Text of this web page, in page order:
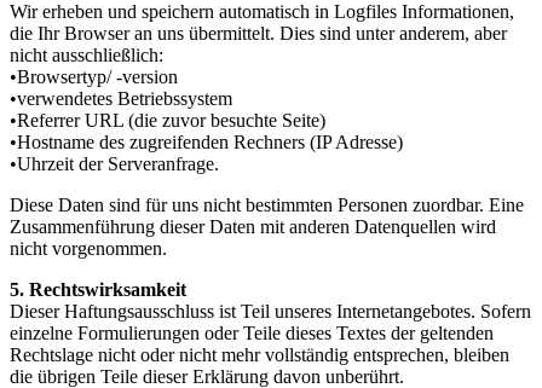
Wir erheben und speichern automatisch in Logfiles Informationen,
die Ihr Browser an uns übermittelt. Dies sind unter anderem, aber
nicht ausschließlich:
•Browsertyp/ -version
•verwendetes Betriebssystem
•Referrer URL (die zuvor besuchte Seite)
•Hostname des zugreifenden Rechners (IP Adresse)
•Uhrzeit der Serveranfrage.
Diese Daten sind für uns nicht bestimmten Personen zuordbar. Eine
Zusammenführung dieser Daten mit anderen Datenquellen wird
nicht vorgenommen.
5. Rechtswirksamkeit
Dieser Haftungsausschluss ist Teil unseres Internetangebotes. Sofern
einzelne Formulierungen oder Teile dieses Textes der geltenden
Rechtslage nicht oder nicht mehr vollständig entsprechen, bleiben
die übrigen Teile dieser Erklärung davon unberührt.